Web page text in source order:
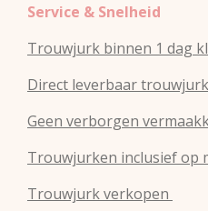
Service & Snelheid
Trouwjurk binnen 1 dag
Direct leverbaar
Geen verborgen
Trouwjurken inclusief op
Trouwjurk verkopen